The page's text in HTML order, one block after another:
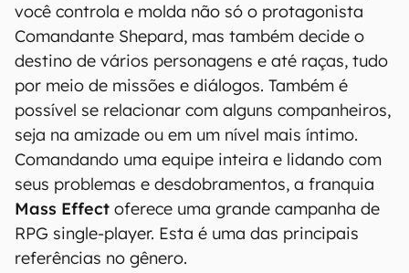
você controla e molda não só o protagonista
Comandante Shepard, mas também decide o
destino de vários personagens e até raças, tudo
por meio de missões e diálogos. Também é
possível se relacionar com alguns companheiros,
seja na amizade ou em um nível mais íntimo.
Comandando uma equipe inteira e lidando com
seus problemas e desdobramentos, a franquia
Mass Effect oferece uma grande campanha de
RPG single-player. Esta é uma das principais
referências no gênero.